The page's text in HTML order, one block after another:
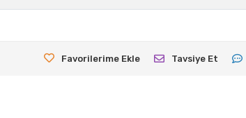
Favorilerime Ekle Tavsiye Et